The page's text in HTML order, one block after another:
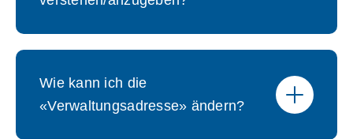
Wie kann ich die
«Verwaltungsadresse» ändern?